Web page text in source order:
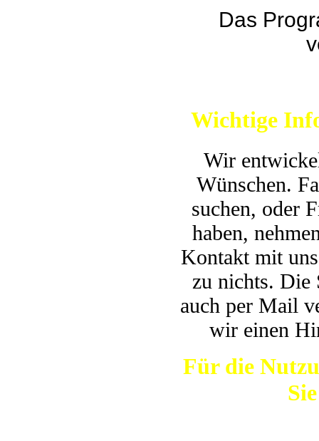
Das
Wichtige
Wir
Wünschen.
suchen, oder
haben,
Kontakt mit
zu nichts. Die
auch per Mail
wir einen
Für die